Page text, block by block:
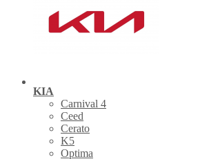
KIA
Carnival 4
Ceed
Cerato
K5
Optima